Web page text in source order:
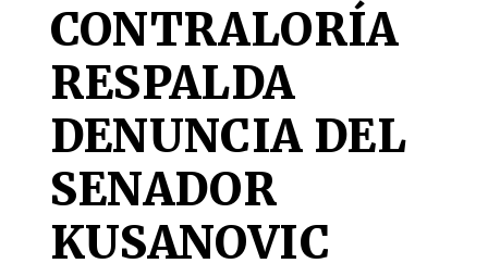
CONTRALORÍA
RESPALDA
DENUNCIA DEL
SENADOR
KUSANOVIC